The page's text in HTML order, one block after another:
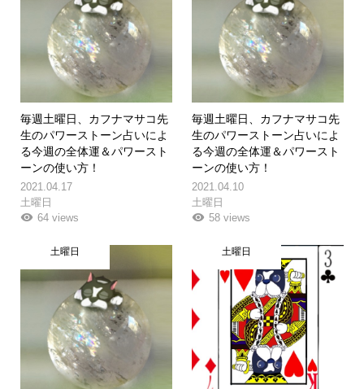
毎週土曜日、カフナマサコ先
生のパワーストーン占いによ
る今週の全体運＆パワースト
ーンの使い方！
2021.04.17
土曜日
64 views
毎週土曜日、カフナマサコ先
生のパワーストーン占いによ
る今週の全体運＆パワースト
ーンの使い方！
2021.04.10
土曜日
58 views
土曜日 土曜日